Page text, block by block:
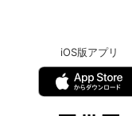
iOS版アプリ